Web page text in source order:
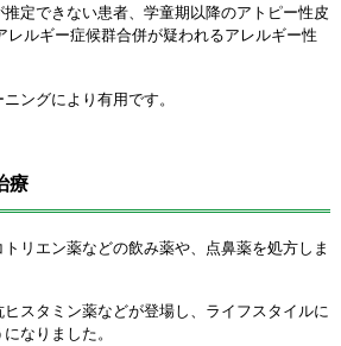
定できない患者、学童期以降のアトピー性皮
レルギー症候群合併が疑われるアレルギー性
ングにより有用です。
療
リエン薬などの飲み薬や、点鼻薬を処方しま
スタミン薬などが登場し、ライフスタイルに
なりました。